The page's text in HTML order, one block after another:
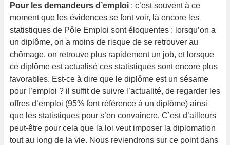
Pour les demandeurs d’emploi: c’est souvent à ce
moment que les évidences se font voir, là encore les
statistiques de Pôle Emploi sont éloquentes : lorsqu’on a
un diplôme, on a moins de risque de se retrouver au
chômage, on retrouve plus rapidement un job, et lorsque
ce diplôme est actualisé ces statistiques sont encore plus
favorables. Est-ce à dire que le diplôme est un sésame
pour l’emploi ? il suffit de suivre l’actualité, de regarder les
offres d’emploi (95% font référence à un diplôme) ainsi
que les statistiques pour s’en convaincre. C’est d’ailleurs
peut-être pour cela que la loi veut imposer la diplomation
tout au long de la vie. Nous reviendrons sur ce point dans